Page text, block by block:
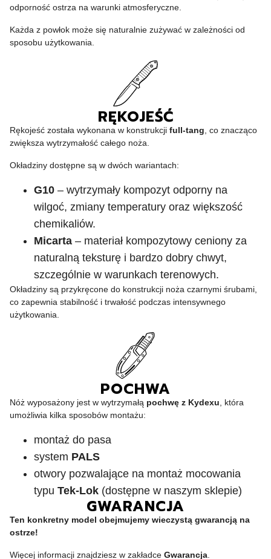
odporność ostrza na warunki atmosferyczne.
Każda z powłok może się naturalnie zużywać w zależności od
sposobu użytkowania.
RĘKOJEŚĆ
Rękojeść została wykonana w konstrukcji full-tang , co znacząco
zwiększa wytrzymałość całego noża.
Okładziny dostępne są w dwóch wariantach:
G10 – wytrzymały kompozyt odporny na
wilgoć, zmiany temperatury oraz większość
chemikaliów.
Micarta – materiał kompozytowy ceniony za
naturalną teksturę i bardzo dobry chwyt,
szczególnie w warunkach terenowych.
Okładziny są przykręcone do konstrukcji noża czarnymi śrubami,
co zapewnia stabilność i trwałość podczas intensywnego
użytkowania.
POCHWA
Nóż wyposażony jest w wytrzymałą pochwę z Kydexu , która
umożliwia kilka sposobów montażu:
montaż do pasa
system PALS
otwory pozwalające na montaż mocowania
typu Tek-Lok (dostępne w naszym sklepie)
GWARANCJA
Ten konkretny model obejmujemy wieczystą gwarancją na
ostrze!
Więcej informacji znajdziesz w zakładce Gwarancja